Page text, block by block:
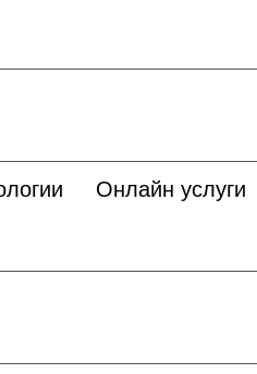
Онлайн услуги